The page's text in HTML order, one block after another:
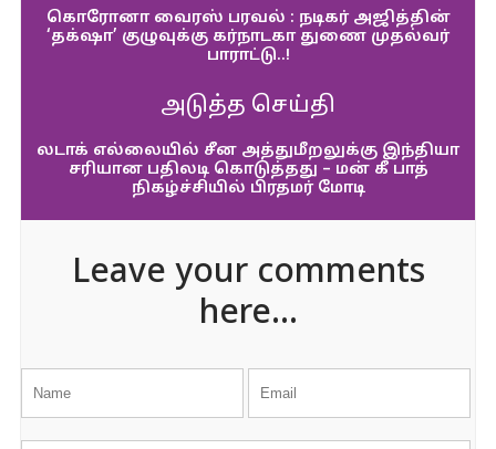
கொரோனா வைரஸ் பரவல் : நடிகர் அஜித்தின்
‘தக்‌ஷா’ குழுவுக்கு கர்நாடகா துணை முதல்வர்
பாராட்டு..!
அடுத்த செய்தி
லடாக் எல்லையில் சீன அத்துமீறலுக்கு இந்தியா
சரியான பதிலடி கொடுத்தது – மன் கீ பாத்
நிகழ்ச்சியில் பிரதமர் மோடி
Leave your comments
here...